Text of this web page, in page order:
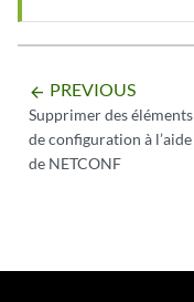
arrow_backward PREVIOUS
Supprimer des éléments
de configuration à l’aide
de NETCONF